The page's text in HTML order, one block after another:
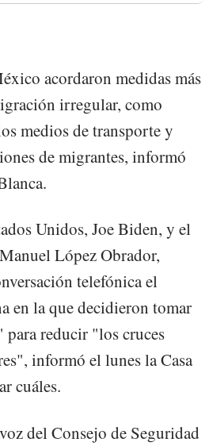
acordaron medidas más
irregular, como
medios de transporte y
de migrantes, informó
Unidos, Joe Biden, y el
López Obrador,
telefónica el
en la que decidieron tomar
para reducir "los cruces
informó el lunes la Casa
cuáles.
del Consejo de Seguridad